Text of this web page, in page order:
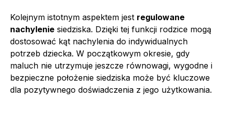
Kolejnym istotnym aspektem jest regulowane
nachylenie siedziska. Dzięki tej funkcji rodzice mogą
dostosować kąt nachylenia do indywidualnych
potrzeb dziecka. W początkowym okresie, gdy
maluch nie utrzymuje jeszcze równowagi, wygodne i
bezpieczne położenie siedziska może być kluczowe
dla pozytywnego doświadczenia z jego użytkowania.